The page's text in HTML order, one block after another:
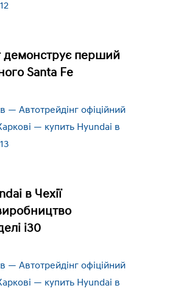
демонструє перший
Santa Fe
в Чехії
i30